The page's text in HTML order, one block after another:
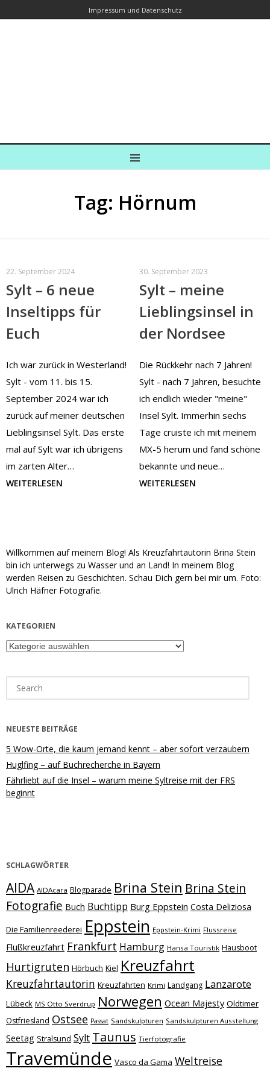
Impressum und Datenschutz
MENU
Tag: Hörnum
22. September 2024
Sylt – 6 neue
Inseltipps für
Euch
Ich war zurück in Westerland!
Sylt - vom 11. bis 15.
September 2024 war ich
zurück auf meiner deutschen
Lieblingsinsel Sylt. Das erste
mal auf Sylt war ich übrigens
im zarten Alter…
WEITERLESEN
30. September 2023
Sylt – meine
Lieblingsinsel in
der Nordsee
Die Rückkehr nach 7 Jahren!
Sylt - nach 7 Jahren, besuchte
ich endlich wieder "meine"
Insel Sylt. Immerhin sechs
Tage cruiste ich mit meinem
MX-5 herum und fand schöne
bekannte und neue…
WEITERLESEN
Willkommen auf meinem Blog! Als Kreuzfahrtautorin Brina Stein
bin ich unterwegs zu Wasser und an Land! In meinem Blog
werden Reisen zu Geschichten. Schau Dich gern bei mir um. Foto:
Ulrich Häfner Fotografie.
KATEGORIEN
Kategorien
for:
NEUESTE BEITRÄGE
5 Wow-Orte, die kaum jemand kennt – aber sofort verzaubern
Huglfing – auf Buchrecherche in Bayern
Fährliebt auf die Insel – warum meine Syltreise mit der FRS
beginnt
SCHLAGWÖRTER
AIDA AIDAcara Blogparade Brina Stein Brina Stein
Fotografie Buch Buchtipp Burg Eppstein Costa Deliziosa
Die Familienreederei Eppstein Eppstein-Krimi Flussreise
Flußkreuzfahrt Frankfurt Hamburg Hansa Touristik Hausboot
Hurtigruten Hörbuch Kiel Kreuzfahrt
Kreuzfahrtautorin Kreuzfahrten Krimi Landgang Lanzarote
Lübeck MS Otto Sverdrup Norwegen Ocean Majesty Oldtimer
Ostfriesland Ostsee Passat Sandskulpturen Sandskulpturen Ausstellung
Seetag Stralsund Sylt Taunus Tierfotografie
Travemünde Vasco da Gama Weltreise